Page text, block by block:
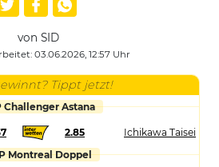
von SID
03.06.2026, 12:57 Uhr
Tippt jetzt!
Challenger Astana
2.85
Ichikawa Taisei
Montreal Doppel